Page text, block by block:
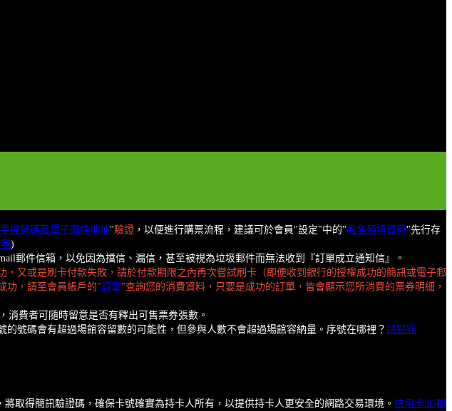
手機號碼及電子郵件地址"驗證 ，以便進行購票流程，建議可於會員"設定"中的"報名預填資料"先行存
)
郵件信箱，以免因為擋信、漏信，甚至被視為垃圾郵件而無法收到『訂單成立通知信』。
又或是刷卡付款失敗，請於付款期限之內再次嘗試刷卡（即便收到銀行的授權成功的簡訊或電子郵
功，請至會員帳戶的"訂單"查詢您的消費資料，只要是成功的訂單，皆會顯示您所消費的票券明細，
費者可隨時留意是否有釋出可售票券張數。
號碼會有超過場館容留數的可能性，但參與人數不會超過場館容納量。序號在哪裡？ 請點我
取得簡訊驗證碼，確保卡號確實為持卡人所有，以提供持卡人更安全的網路交易環境。 信用卡3D驗